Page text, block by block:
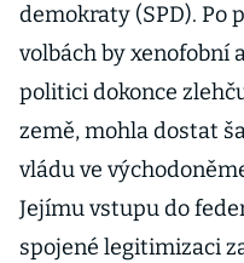
demokraty (SPD). Po
volbách by xenofobní
politici dokonce
země, mohla dostat
vládu ve
Jejímu vstupu do
spojené legitimizaci